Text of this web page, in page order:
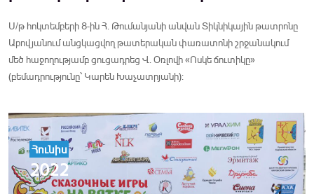
Ս/թ հոկտեմբերի 8-ին Հ. Թումանյանի անվան Տիկնիկային թատրոնը
Աբովյանում անցկացվող թատերական փառատոնի շրջանակում
մեծ հաջողությամբ ցուցադրեց Վ. Օռլովի «Ոսկե ճուտիկը»
(բեմադրությունը՝ Կարեն Խաչատրյանի):
Հունիս
2022